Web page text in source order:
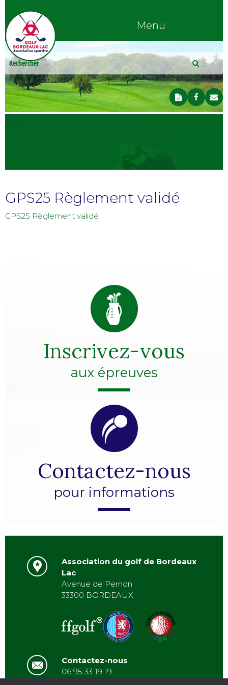
Menu
GPS25 Règlement validé
GPS25 Règlement validé
Inscrivez-vous
aux épreuves
Contactez-nous
pour informations
Association du golf de Bordeaux
Lac
Avenue de Pernon
33300 BORDEAUX
Contactez-nous
06 95 33 19 19